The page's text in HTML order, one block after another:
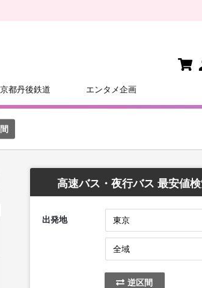
京都丹後鉄道 エンタメ企画
高速バス・夜行バス 最安値
出発地
逆区間